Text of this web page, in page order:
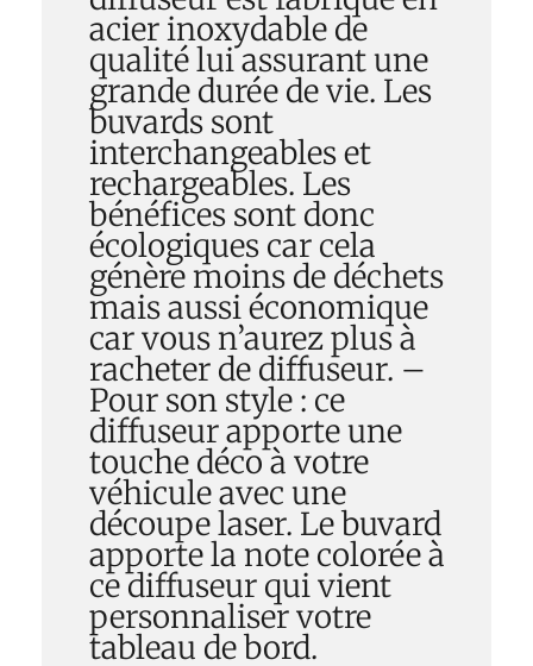
acier inoxydable de
qualité lui assurant une
grande durée de vie. Les
buvards sont
interchangeables et
rechargeables. Les
bénéfices sont donc
écologiques car cela
génère moins de déchets
mais aussi économique
car vous n’aurez plus à
racheter de diffuseur. –
Pour son style : ce
diffuseur apporte une
touche déco à votre
véhicule avec une
découpe laser. Le buvard
apporte la note colorée à
ce diffuseur qui vient
personnaliser votre
tableau de bord.